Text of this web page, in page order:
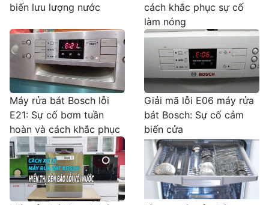
biến lưu lượng nước
cách khắc phục sự cố
làm nóng
Máy rửa bát Bosch lỗi
E21: Sự cố bơm tuần
hoàn và cách khắc phục
Giải mã lỗi E06 máy rửa
bát Bosch: Sự cố cảm
biến cửa